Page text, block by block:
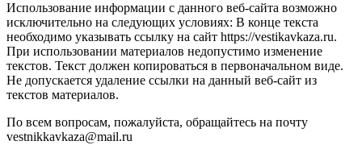
Использование информации с данного веб-сайта возможно
исключительно на следующих условиях: В конце текста
необходимо указывать ссылку на сайт https://vestikavkaza.ru.
При использовании материалов недопустимо изменение
текстов. Текст должен копироваться в первоначальном виде.
Не допускается удаление ссылки на данный веб-сайт из
текстов материалов.
По всем вопросам, пожалуйста, обращайтесь на почту
vestnikkavkaza@mail.ru